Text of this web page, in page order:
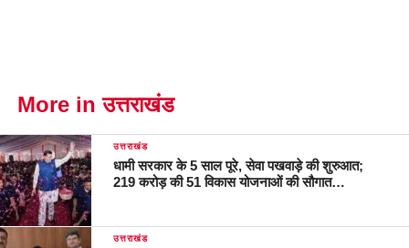
More in उत्तराखंड
उत्तराखंड
धामी सरकार के 5 साल पूरे, सेवा पखवाड़े की शुरुआत;
219 करोड़ की 51 विकास योजनाओं की सौगात…
उत्तराखंड